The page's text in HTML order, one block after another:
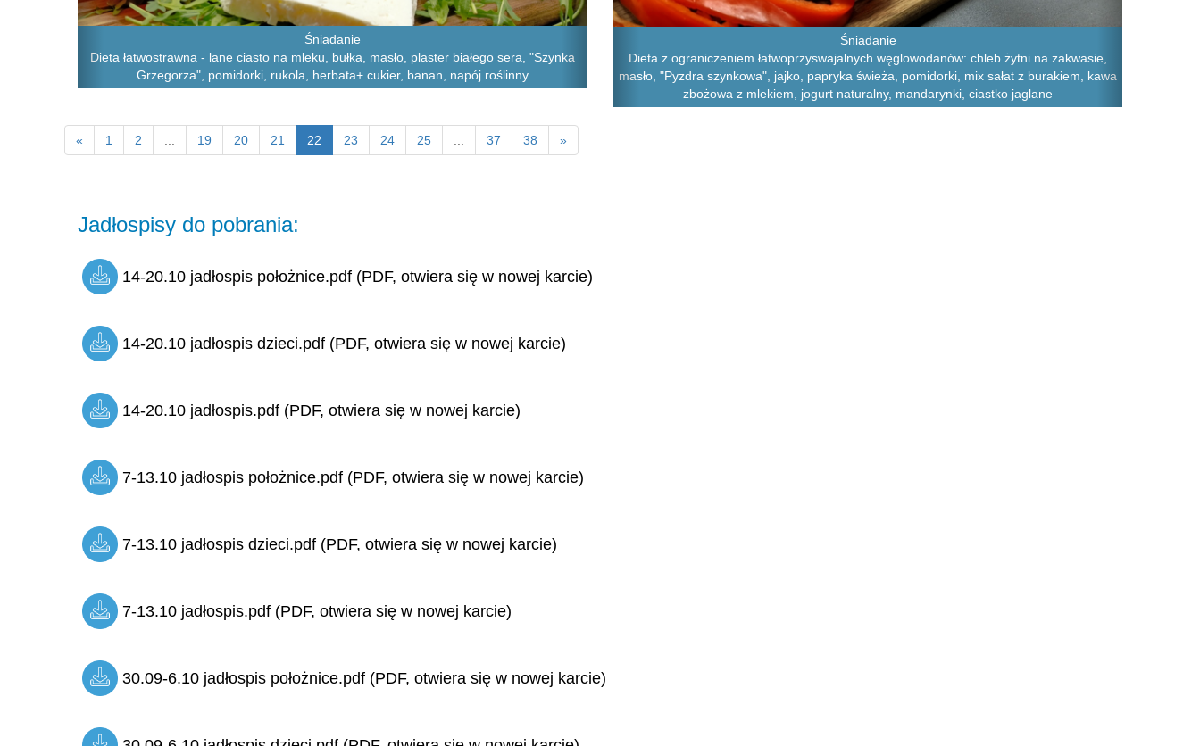
Śniadanie
Dieta łatwostrawna - lane ciasto na mleku, bułka, masło, plaster białego sera, "Szynka
Grzegorza", pomidorki, rukola, herbata+ cukier, banan, napój roślinny
Śniadanie
Dieta z ograniczeniem łatwoprzyswajalnych węglowodanów: chleb żytni na zakwasie,
masło, "Pyzdra szynkowa", jajko, papryka świeża, pomidorki, mix sałat z burakiem, kawa
zbożowa z mlekiem, jogurt naturalny, mandarynki, ciastko jaglane
« 1 2 19 20 21 22 23 24 25 37 38 »
Jadłospisy do pobrania:
14-20.10 jadłospis położnice.pdf (PDF, otwiera się w nowej karcie)
14-20.10 jadłospis dzieci.pdf (PDF, otwiera się w nowej karcie)
14-20.10 jadłospis.pdf (PDF, otwiera się w nowej karcie)
7-13.10 jadłospis położnice.pdf (PDF, otwiera się w nowej karcie)
7-13.10 jadłospis dzieci.pdf (PDF, otwiera się w nowej karcie)
7-13.10 jadłospis.pdf (PDF, otwiera się w nowej karcie)
30.09-6.10 jadłospis położnice.pdf (PDF, otwiera się w nowej karcie)